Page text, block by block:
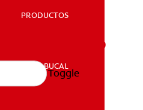
SALUD BUCAL
PRODUCTOS
SALUD BUCAL
Toggle
tubérculo